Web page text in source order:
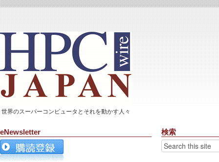
世界のスーパーコンピュータとそれを動かす人々
eNewsletter 検索